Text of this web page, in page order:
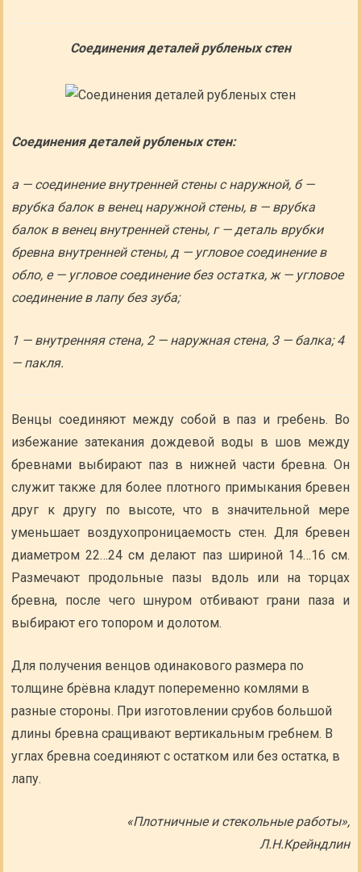
Соединения деталей рубленых стен
Соединения деталей рубленых стен:
а — соединение внутренней стены с наружной, б —
врубка балок в венец наружной стены, в — врубка
балок в венец внутренней стены, г — деталь врубки
бревна внутренней стены, д — угловое соединение в
обло, е — угловое соединение без остатка, ж — угловое
соединение в лапу без зуба;
1 — внутренняя стена, 2 — наружная стена, 3 — балка; 4
— пакля.
Венцы соединяют между собой в паз и гребень. Во
избежание затекания дождевой воды в шов между
бревнами выбирают паз в нижней части бревна. Он
служит также для более плотного примыкания бревен
друг к другу по высоте, что в значительной мере
уменьшает воздухопроницаемость стен. Для бревен
диаметром 22…24 см делают паз шириной 14…16 см.
Размечают продольные пазы вдоль или на торцах
бревна, после чего шнуром отбивают грани паза и
выбирают его топором и долотом.
Для получения венцов одинакового размера по
толщине брёвна кладут попеременно комлями в
разные стороны. При изготовлении срубов большой
длины бревна сращивают вертикальным гребнем. В
углах бревна соединяют с остатком или без остатка, в
лапу.
«Плотничные и стекольные работы»,
Л.Н.Крейндлин